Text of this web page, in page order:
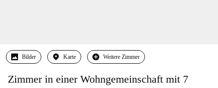
Bilder Karte Weitere Zimmer
Zimmer in einer Wohngemeinschaft mit 7